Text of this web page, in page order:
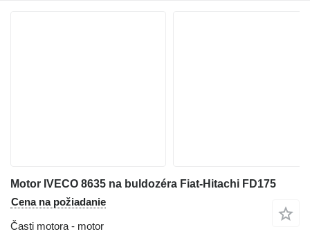
Motor IVECO 8635 na buldozéra Fiat-Hitachi FD175
Cena na požiadanie
Časti motora - motor